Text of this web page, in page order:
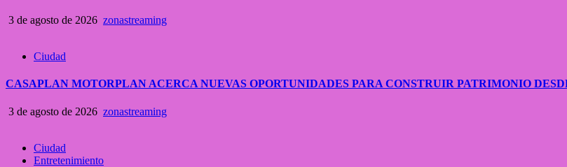
3 de agosto de 2026 zonastreaming
Ciudad
CASAPLAN MOTORPLAN ACERCA NUEVAS OPORTUNIDADES PARA CONSTRUIR PATRIMONIO
3 de agosto de 2026 zonastreaming
Ciudad
Entretenimiento